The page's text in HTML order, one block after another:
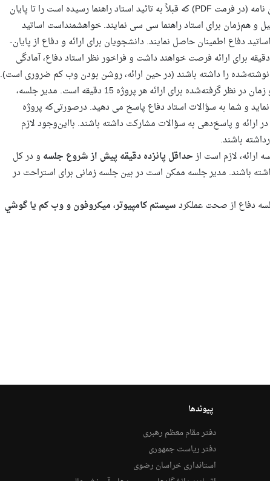
(در فرمت PDF) که قبلاً به تائید استاد راهنما رسیده است را تا پایان
و هم‌زمان برای استاد راهنما سی ­سی نمایند. خواهشمنداست اساتید
دفاع اطمینان حاصل نمایند. دانشجویان برای ارائه و دفاع از پایان­
نامه خود یک سری اسلاید تهیه و 15 دقیقه برای ارائه فرصت خواهند داشت و فراخور نظر استاد دفاع، آمادگی
نوشته‌شده را داشته باشند (در حین ارائه، روشن بودن وب کم ضروری است).
زمان در نظر گرفته‌شده برای ارائه هر پروژه 15 دقیقه است. مدیر جلسه،
دقیقه قطع می ­نماید و شما به سؤالات استاد دفاع پاسخ می ­دهید. درصورتی‌که پروژه
ارائه و پاسخ‌دهی به سؤالات مشارکت داشته باشند. بااین‌وجود لازم
باشند.
ارائه، لازم است ازحداقل پانزده دقيقه پيش از شروع جلسه و در کل
باشند. مدیر جلسه ممکن است در بین جلسه زمانی برای استراحت در
دفاع از صحت عملکردسيستم كامپيوتر، ميكروفون و وب کم يا گوشي
پیوندها
دفتر مقام معظم رهبری
دفتر ریاست جمهوری
استانداری خراسان رضوی